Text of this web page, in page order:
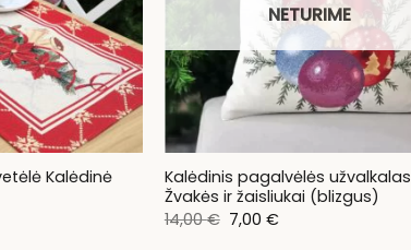
Kalėdinė
NETURIME
Kalėdinis pagalvėlės užvalkalas
Žvakės ir žaisliukai (blizgus)
14,00€ Original
price
7,00€Current